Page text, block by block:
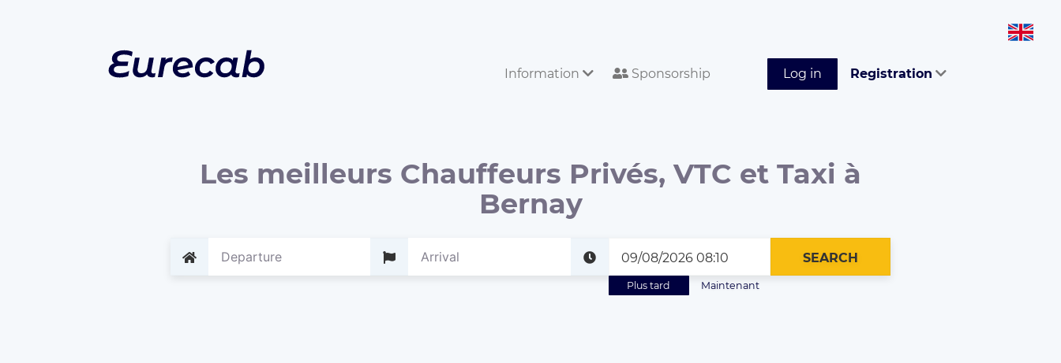
Information Sponsorship Log in Registration
Les meilleurs Chauffeurs Privés, VTC et Taxi à
Bernay
Maintenant
Plus tard
SEARCH